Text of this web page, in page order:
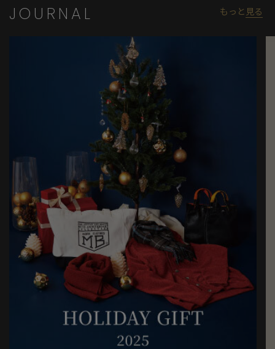
JOURNAL もっと 見る